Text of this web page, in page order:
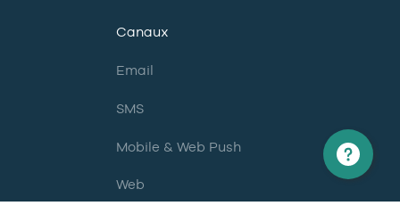
Canaux
Email
SMS
Mobile & Web Push
Web